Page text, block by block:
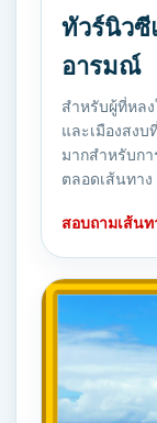
ทัวร์นิวซี
อารมณ์
สำหรับผู้ที่หล
และเมืองสง
มากสำหรับก
ตลอดเส้นทาง
สอบถามเส้น